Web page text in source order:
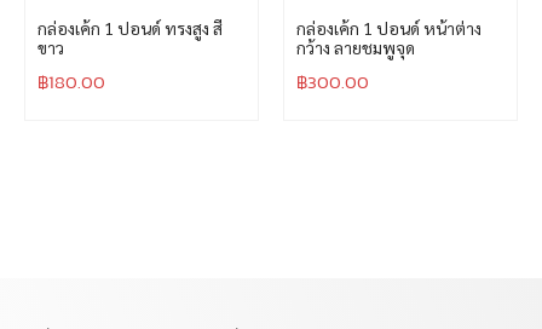
กล่องเค้ก 1 ปอนด์ ทรงสูง สี
ขาว
฿180.00
กล่องเค้ก 1 ปอนด์ หน้าต่าง
กว้าง ลายชมพูจุด
฿300.00